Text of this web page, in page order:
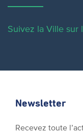
Suivez la Ville sur
Newsletter
Recevez toute